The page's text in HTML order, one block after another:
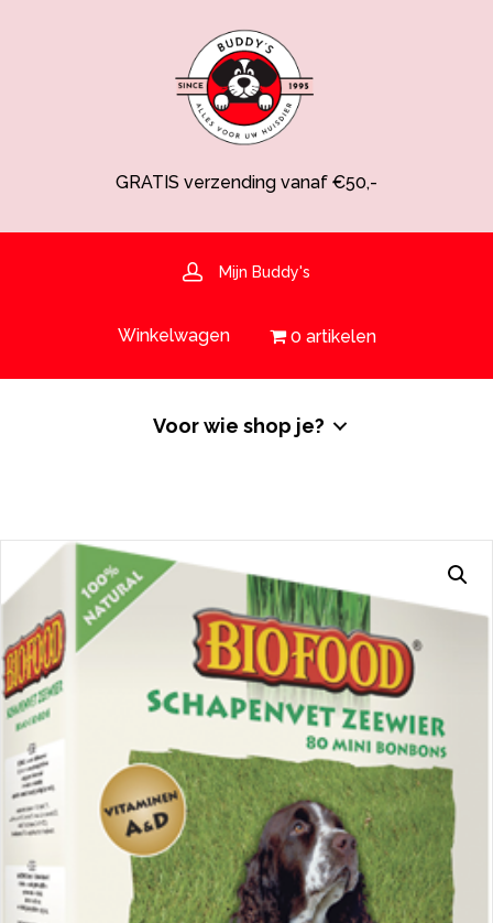
Spaarsysteem voor korting!
Hulp nodig? 030-6919793 of shop@buddys.nl
GRATIS bezorging in de regio
GRATIS verzending vanaf €50,-
Mijn Buddy's
Winkelwagen 0 artikelen
Voor wie shop je?